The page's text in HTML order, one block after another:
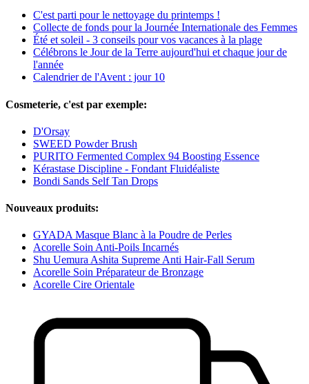
C'est parti pour le nettoyage du printemps !
Collecte de fonds pour la Journée Internationale des Femmes
Été et soleil - 3 conseils pour vos vacances à la plage
Célébrons le Jour de la Terre aujourd'hui et chaque jour de
l'année
Calendrier de l'Avent : jour 10
Cosmeterie, c'est par exemple:
D'Orsay
SWEED Powder Brush
PURITO Fermented Complex 94 Boosting Essence
Kérastase Discipline - Fondant Fluidéaliste
Bondi Sands Self Tan Drops
Nouveaux produits:
GYADA Masque Blanc à la Poudre de Perles
Acorelle Soin Anti-Poils Incarnés
Shu Uemura Ashita Supreme Anti Hair-Fall Serum
Acorelle Soin Préparateur de Bronzage
Acorelle Cire Orientale